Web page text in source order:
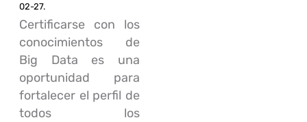
02-27.
Certificarse con los
conocimientos de
Big Data es una
oportunidad para
fortalecer el perfil de
todos los